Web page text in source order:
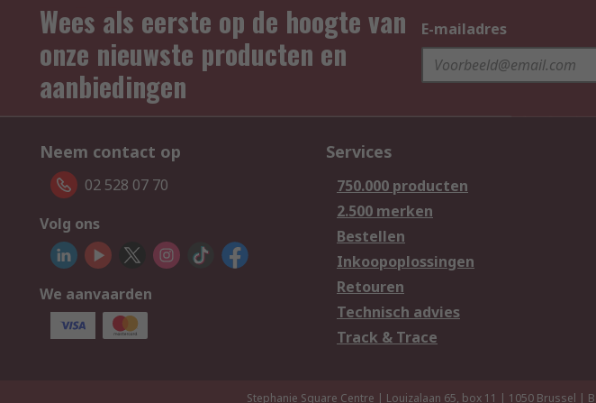
Wees als eerste op de hoogte van
onze nieuwste producten en
aanbiedingen
E-mailadres
Neem contact op
02 528 07 70
Volg ons
We aanvaarden
Services
750.000 producten
2.500 merken
Bestellen
Inkoopoplossingen
Retouren
Technisch advies
Track & Trace
Stephanie Square Centre | Louizalaan 65, box 11 | 1050 Brussel |